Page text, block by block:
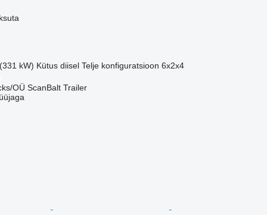
kW) Kütus diisel Telje konfiguratsioon 6x2x4
OÜ ScanBalt Trailer